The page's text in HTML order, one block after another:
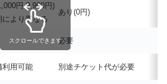
円-9,900円)
より異なる
あり(0円)
必要
利用可能 別途チケット代が必要
スクロールできます